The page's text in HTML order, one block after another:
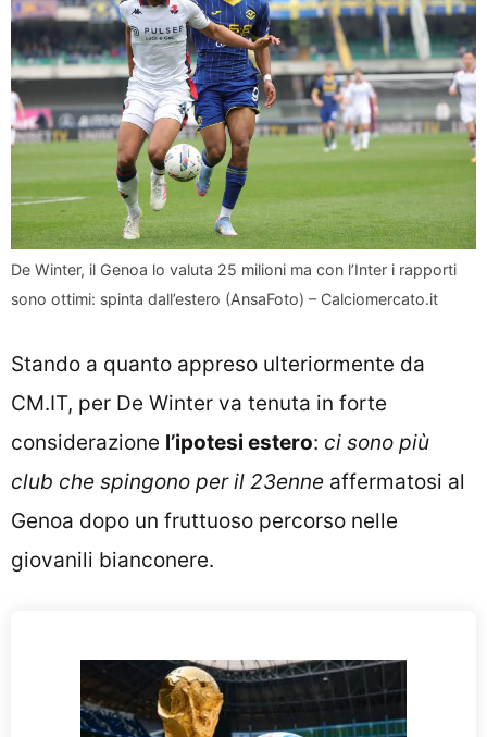
De Winter, il Genoa lo valuta 25 milioni ma con l’Inter i rapporti
sono ottimi: spinta dall’estero (AnsaFoto) – Calciomercato.it
Stando a quanto appreso ulteriormente da
CM.IT, per De Winter va tenuta in forte
considerazione l’ipotesi estero: ci sono più
club che spingono per il 23enne affermatosi al
Genoa dopo un fruttuoso percorso nelle
giovanili bianconere.